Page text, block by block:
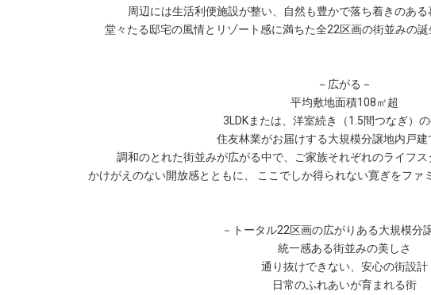
周辺には生活利便施設が整い、自然も豊かで落ち着きのある
堂々たる邸宅の風情とリゾート感に満ちた全22区画の街並みの誕
－広がる－
平均敷地面積108㎡超
3LDKまたは、洋室続き（1.5間つなぎ）の
住友林業がお届けする大規模分譲地内戸建
調和のとれた街並みが広がる中で、ご家族それぞれのライフス
かけがえのない開放感とともに、 ここでしか得られない寛ぎをファ
－トータル22区画の広がりある大規模分
統一感ある街並みの美しさ
通り抜けできない、安心の街設計
日常のふれあいが育まれる街